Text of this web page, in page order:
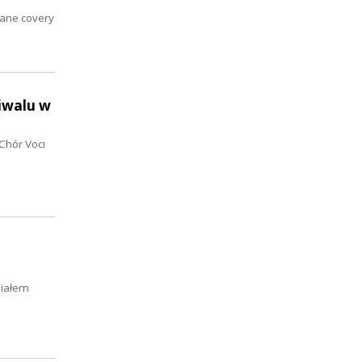
covery
w
Voci